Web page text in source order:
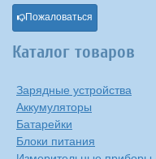
Пожаловаться
Каталог товаров
Зарядные устройства
Аккумуляторы
Батарейки
Блоки питания